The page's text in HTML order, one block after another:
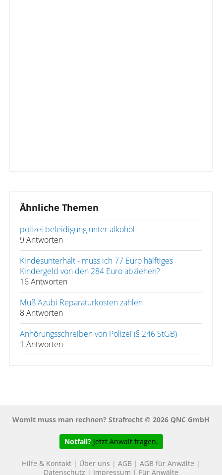
Ähnliche Themen
polizei beleidigung unter alkohol
9 Antworten
Kindesunterhalt - muss ich 77 Euro hälftiges
Kindergeld von den 284 Euro abziehen?
16 Antworten
Muß Azubi Reparaturkosten zahlen
8 Antworten
Anhörungsschreiben von Polizei (§ 246 StGB)
1 Antworten
Womit muss man rechnen? Strafrecht © 2026 QNC GmbH
Notfall? Jetzt Anwalt fragen.
Hilfe & Kontakt | Über uns | AGB | AGB für Anwälte |
Datenschutz | Impressum | Für Anwälte